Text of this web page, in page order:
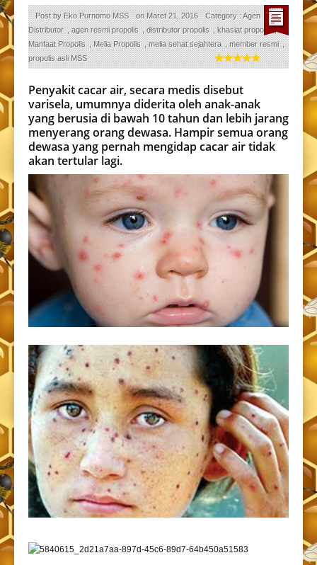
Post byEko Purnomo MSS onMaret 21, 2016 Category :Agen
Distributor ,agen resmi propolis ,distributor propolis ,khasiat propolis ,
Manfaat Propolis ,Melia Propolis ,melia sehat sejahtera ,member resmi ,
propolis asli MSS
Penyakit cacar air, secara medis disebut
varisela, umumnya diderita oleh anak-anak
yang berusia di bawah 10 tahun dan lebih jarang
menyerang orang dewasa. Hampir semua orang
dewasa yang pernah mengidap cacar air tidak
akan tertular lagi.